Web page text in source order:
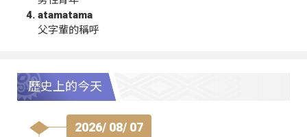
atamatama
父字輩的稱呼
歷史上的今天
2026/ 08/ 07